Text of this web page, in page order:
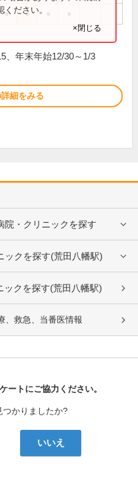
● ●
ださい。
×閉じる
、年末年始12/30～1/3
細をみる
院・クリニックを探す
ックを探す(荒田八幡駅)
ックを探す(荒田八幡駅)
、救急、当番医情報
ートにご協力ください。
つかりましたか?
いいえ